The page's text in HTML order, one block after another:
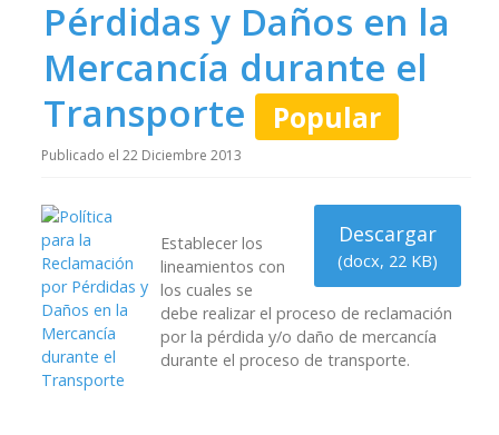
c
u
m
e
n
t
o
Pérdidas y Daños en la
Mercancía durante el
Transporte
Popular
Publicado el 22 Diciembre 2013
Descargar
(docx, 22 KB)
Establecer los
lineamientos con
los cuales se
debe realizar el proceso de reclamación
por la pérdida y/o daño de mercancía
durante el proceso de transporte.